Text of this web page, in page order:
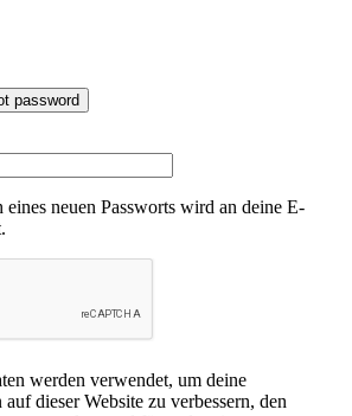
password
neuen Passworts wird an deine E-
werden verwendet, um deine
dieser Website zu verbessern, den